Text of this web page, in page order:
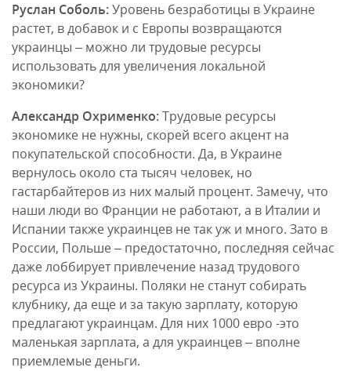
Руслан Соболь:Уровень безработицы в Украине
растет, в добавок и с Европы возвращаются
украинцы – можно ли трудовые ресурсы
использовать для увеличения локальной
экономики?
Александр Охрименко:Трудовые ресурсы
экономике не нужны, скорей всего акцент на
покупательской способности. Да, в Украине
вернулось около ста тысяч человек, но
гастарбайтеров из них малый процент. Замечу, что
наши люди во Франции не работают, а в Италии и
Испании также украинцев не так уж и много. Зато в
России, Польше – предостаточно, последняя сейчас
даже лоббирует привлечение назад трудового
ресурса из Украины. Поляки не станут собирать
клубнику, да еще и за такую зарплату, которую
предлагают украинцам. Для них 1000 евро -это
маленькая зарплата, а для украинцев – вполне
приемлемые деньги.